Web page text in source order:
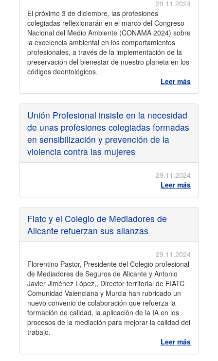
29.11.2024
El próximo 3 de diciembre, las profesiones
colegiadas reflexionarán en el marco del Congreso
Nacional del Medio Ambiente (CONAMA 2024) sobre
la excelencia ambiental en los comportamientos
profesionales, a través de la implementación de la
preservación del bienestar de nuestro planeta en los
códigos deontológicos.
Leer más
Unión Profesional insiste en la necesidad
de unas profesiones colegiadas formadas
en sensibilización y prevención de la
violencia contra las mujeres
29.11.2024
Leer más
Fiatc y el Colegio de Mediadores de
Alicante refuerzan sus alianzas
29.11.2024
Florentino Pastor, Presidente del Colegio profesional
de Mediadores de Seguros de Alicante y Antonio
Javier Jiménez López,, Director territorial de FIATC
Comunidad Valenciana y Murcia han rubricado un
nuevo convenio de colaboración que refuerza la
formación de calidad, la aplicación de la IA en los
procesos de la mediación para mejorar la calidad del
trabajo.
Leer más